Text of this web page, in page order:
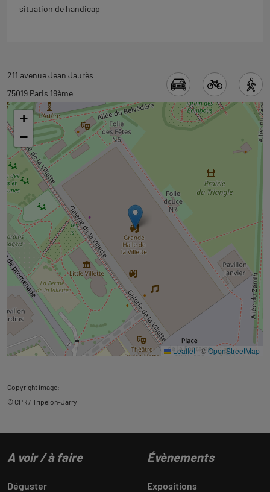
situation de handicap
Revenir
à
l'onglet
carte
211 avenue Jean Jaurès
75019 Paris 19ème
+
−
Leaflet | ©OpenStreetMap
Copyright image:
© CPR / Tripelon-Jarry
A voir / à faire
Déguster
Évènements
Expositions